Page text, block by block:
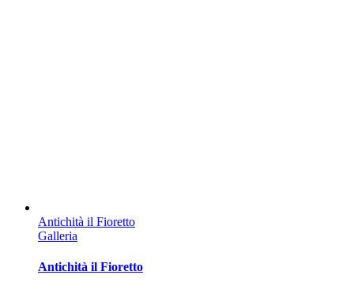
Antichità il Fioretto
Galleria
Antichità il Fioretto